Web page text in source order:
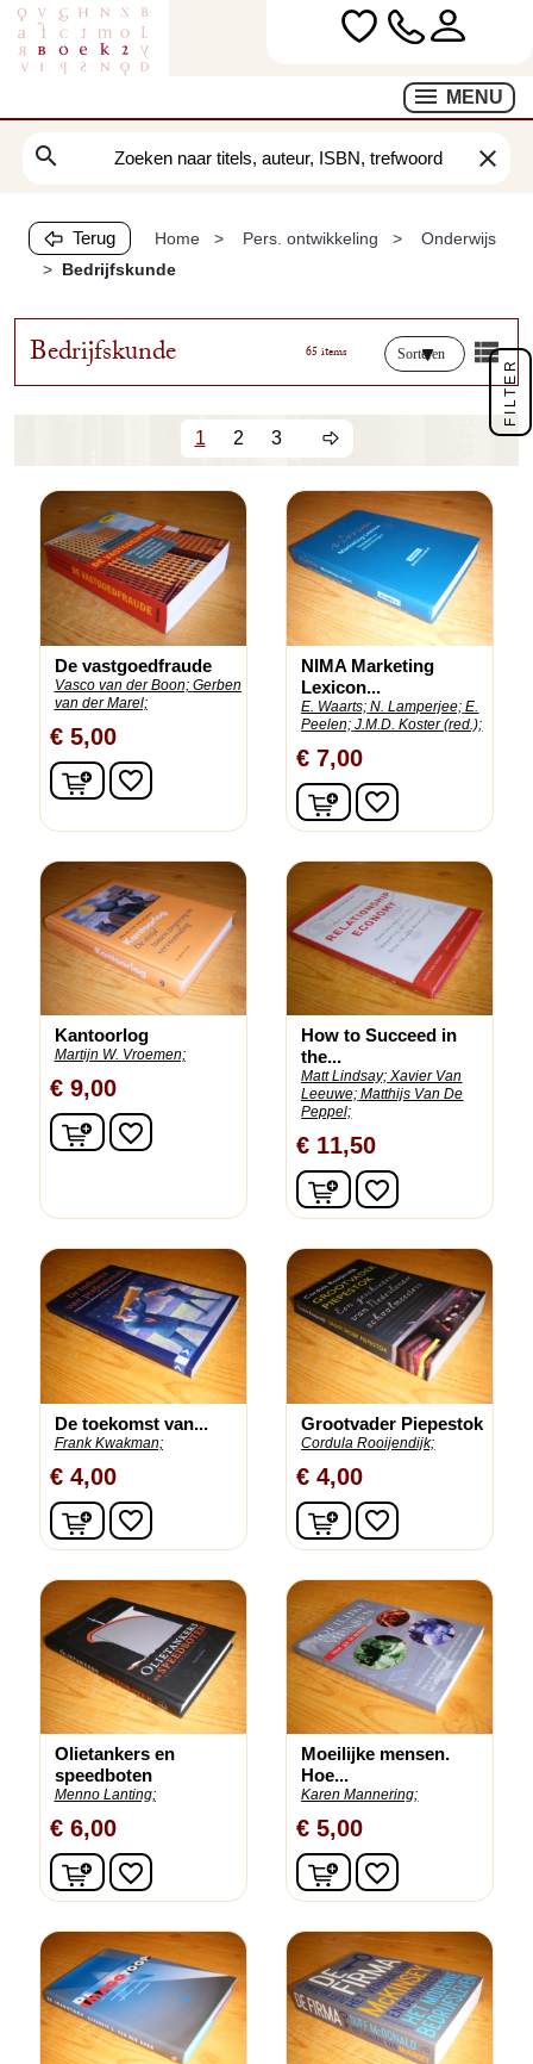
MENU
search clear
Terug Home Pers. ontwikkeling
Onderwijs
Bedrijfskunde
Bedrijfskunde 65 items Sorteren
1 2 3
De vastgoedfraude
Vasco van der Boon; Gerben
van der Marel;
€ 5,00
In winkelwagen
favorite_border
NIMA Marketing
Lexicon...
E. Waarts; N. Lamperjee; E.
Peelen; J.M.D. Koster (red.);
€ 7,00
In winkelwagen
favorite_border
Kantoorlog
Martijn W. Vroemen;
€ 9,00
In winkelwagen
favorite_border
How to Succeed in
the...
Matt Lindsay; Xavier Van
Leeuwe; Matthijs Van De
Peppel;
€ 11,50
In winkelwagen
favorite_border
De toekomst van...
Frank Kwakman;
€ 4,00
In winkelwagen
favorite_border
Grootvader Piepestok
Cordula Rooijendijk;
€ 4,00
In winkelwagen
favorite_border
Olietankers en
speedboten
Menno Lanting;
€ 6,00
In winkelwagen
favorite_border
Moeilijke mensen.
Hoe...
Karen Mannering;
€ 5,00
In winkelwagen
favorite_border
FILTER